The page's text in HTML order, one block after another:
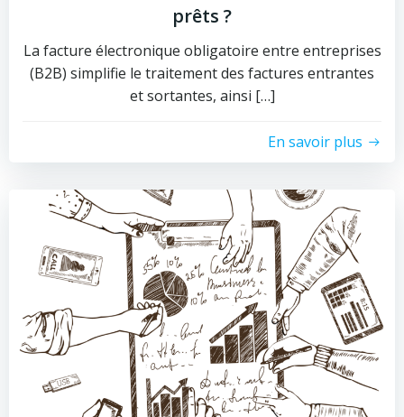
prêts ?
La facture électronique obligatoire entre entreprises
(B2B) simplifie le traitement des factures entrantes
et sortantes, ainsi […]
En savoir plus